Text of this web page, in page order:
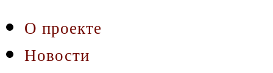
О проекте
Новости